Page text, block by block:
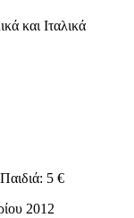
και Ιταλικά
5 €
2012